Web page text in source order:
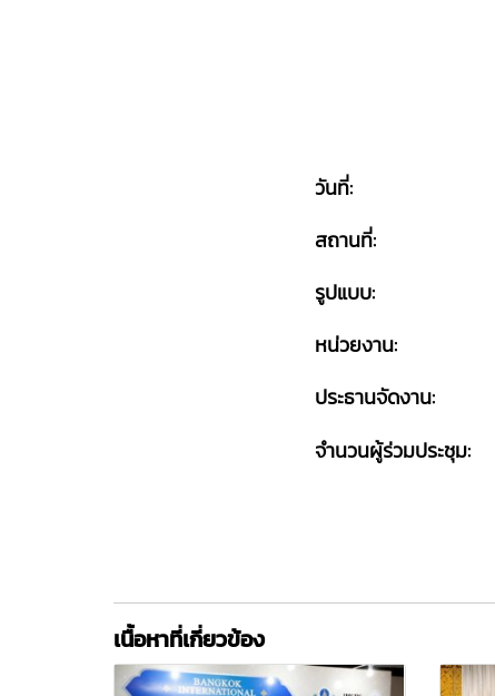
วันที่:
สถานที่:
รูปแบบ:
หน่วยงาน:
ประธานจัดงาน:
จำนวนผู้ร่วมประชุม:
เนื้อหาที่เกี่ยวข้อง